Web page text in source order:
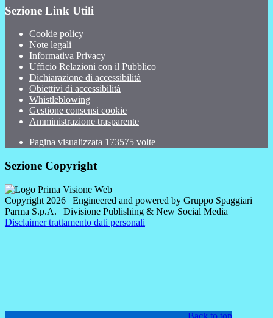
Sezione Link Utili
Cookie policy
Note legali
Informativa Privacy
Ufficio Relazioni con il Pubblico
Dichiarazione di accessibilità
Obiettivi di accessibilità
Whistleblowing
Gestione consensi cookie
Amministrazione trasparente
Pagina visualizzata 173575 volte
Sezione Copyright
Copyright 2026 | Engineered and powered by Gruppo Spaggiari
Parma S.p.A. | Divisione Publishing & New Social Media
Disclaimer trattamento dati personali
Back to top